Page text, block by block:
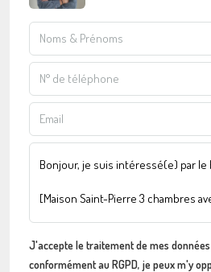
J'accepte le traitement de mes
conformément au RGPD, je peux m'y